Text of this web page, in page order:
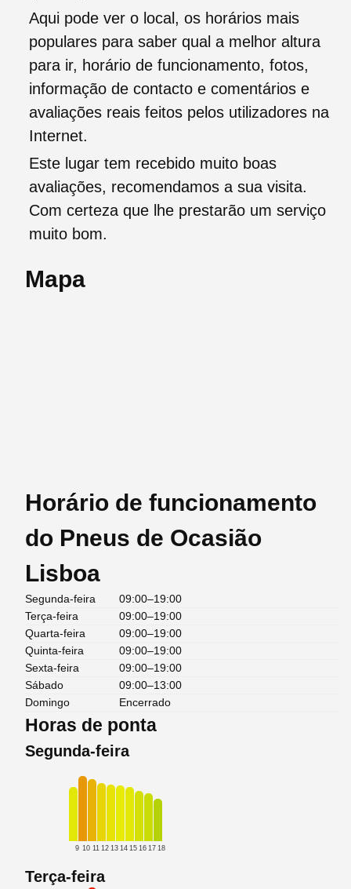
Aqui pode ver o local, os horários mais
populares para saber qual a melhor altura
para ir, horário de funcionamento, fotos,
informação de contacto e comentários e
avaliações reais feitos pelos utilizadores na
Internet.
Este lugar tem recebido muito boas
avaliações, recomendamos a sua visita.
Com certeza que lhe prestarão um serviço
muito bom.
Mapa
Horário de funcionamento
do Pneus de Ocasião
Lisboa
Segunda-feira
09:00–19:00
Terça-feira
09:00–19:00
Quarta-feira
09:00–19:00
Quinta-feira
09:00–19:00
Sexta-feira
09:00–19:00
Sábado
09:00–13:00
Domingo
Encerrado
Horas de ponta
Segunda-feira
9 10 11 12 13 14 15 16 17 18
Terça-feira